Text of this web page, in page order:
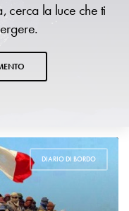
cerca la luce che ti
DIARIO DI BORDO